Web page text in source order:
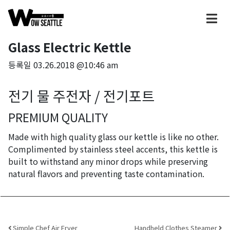
Glass Electric Kettle
등록일 03.26.2018 @10:46 am
전기 물 주전자 / 전기포트
PREMIUM QUALITY
Made with high quality glass our kettle is like no other.
Complimented by stainless steel accents, this kettle is
built to withstand any minor drops while preserving
natural flavors and preventing taste contamination.
Simple Chef Air Fryer Handheld Clothes Steamer